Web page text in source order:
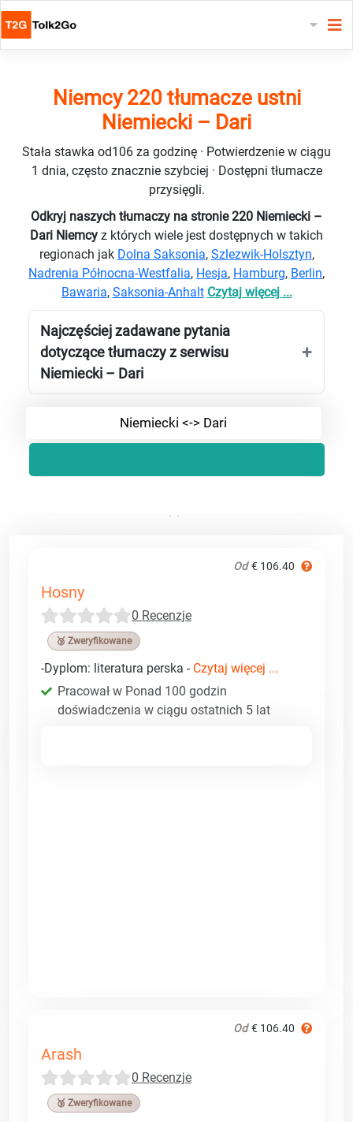
Niemcy 220 tłumacze ustni
Niemiecki – Dari
Stała stawka od106 za godzinę · Potwierdzenie w ciągu
1 dnia, często znacznie szybciej · Dostępni tłumacze
przysięgli.
Odkryj naszych tłumaczy na stronie 220 Niemiecki –
Dari Niemcy z których wiele jest dostępnych w takich
regionach jak Dolna Saksonia, Szlezwik-Holsztyn,
Nadrenia Północna-Westfalia, Hesja, Hamburg, Berlin,
Bawaria, Saksonia-Anhalt Czytaj więcej ...
Najczęściej zadawane pytania
dotyczące tłumaczy z serwisu
Niemiecki – Dari
Niemiecki <-> Dari
Od € 106.40
Hosny
0 Recenzje
🥉 Zweryfikowane
-Dyplom: literatura perska - Czytaj więcej ...
Pracował w Ponad 100 godzin
doświadczenia w ciągu ostatnich 5 lat
Od € 106.40
Arash
0 Recenzje
🥉 Zweryfikowane